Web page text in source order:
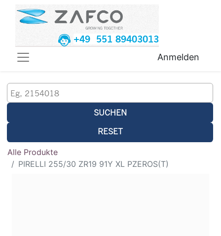
+49 551 89403013
Anmelden
SUCHEN
RESET
Alle Produkte
PIRELLI 255/30 ZR19 91Y XL PZEROS(T)